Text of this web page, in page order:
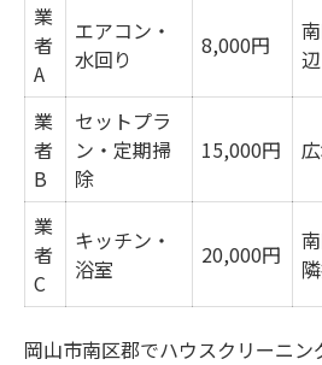
損害保険や資格の有無
岡山市南区郡ならでは
エアコンクリーニング依頼
エアコンクリーニング
と
分解洗浄や防カビ対応
家庭用と業務用で異な
業
者
A
エアコン・
水回り
8,000円
辺
業
者
B
セットプラ
ン・定期掃
除
15,000円
業
者
C
キッチン・
浴室
20,000円
岡山市南区郡でハウスクリーニ